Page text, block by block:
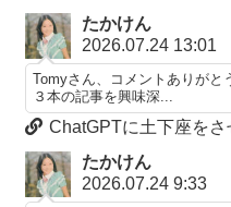
たかけん
2026.07.24 13:01
Tomyさん、コメントありがと
３本の記事を興味深...
ChatGPTに土下座をさ
たかけん
2026.07.24 9:33